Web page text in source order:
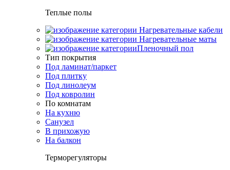
Теплые полы
Нагревательные кабели
Нагревательные маты
Пленочный пол
Тип покрытия
Под ламинат/паркет
Под плитку
Под линолеум
Под ковролин
По комнатам
На кухню
Санузел
В прихожую
На балкон
Терморегуляторы